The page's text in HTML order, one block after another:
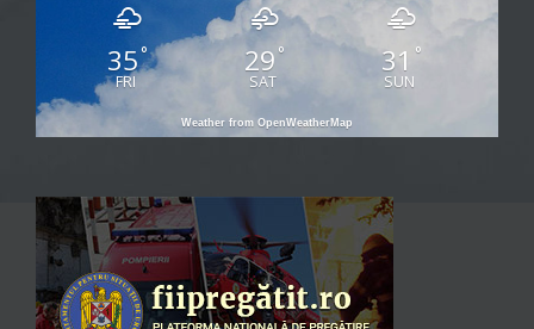
35°
FRI
29 °
SAT
31 °
SUN
Weather from OpenWeatherMap